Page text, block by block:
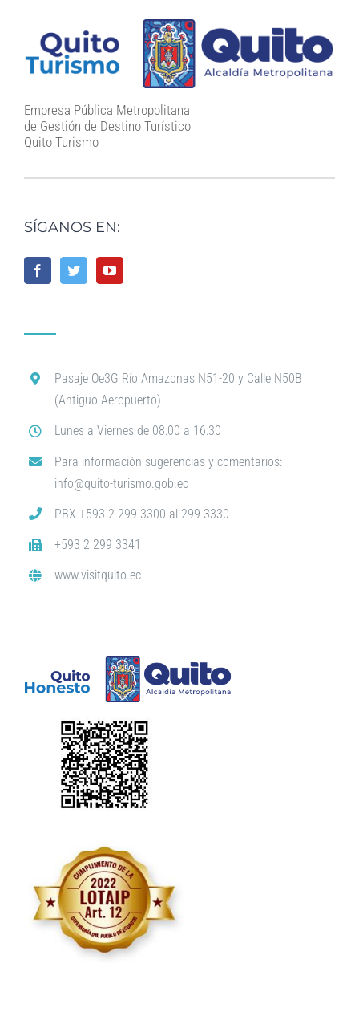
Empresa Pública Metropolitana
de Gestión de Destino Turístico
Quito Turismo
SÍGANOS EN:
Pasaje Oe3G Río Amazonas N51-20 y Calle N50B
(Antiguo Aeropuerto)
Lunes a Viernes de 08:00 a 16:30
Para información sugerencias y comentarios:
info@quito-turismo.gob.ec
PBX +593 2 299 3300 al 299 3330
+593 2 299 3341
www.visitquito.ec